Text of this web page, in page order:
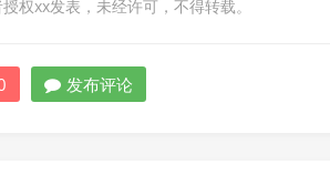
权xx发表，未经许可，不得转载。
发布评论